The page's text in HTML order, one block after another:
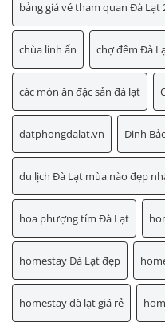
bảng giá vé tham quan Đà Lạt
chùa linh ẩn chợ đêm Đà
các món ăn đặc sản đà lạt
datphongdalat.vn Dinh
du lịch Đà Lạt mùa nào đẹp
hoa phượng tím Đà Lạt
homestay Đà Lạt đẹp
homestay đà lạt giá rẻ